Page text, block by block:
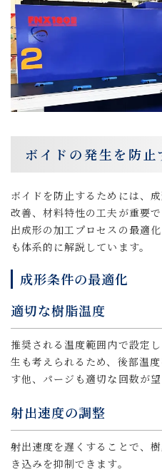
ボイドの発生を防止
ボイドを防止するためには、
改善、材料特性の工夫が重要
出成形の加工プロセスの最適化
も体系的に解説しています。
成形条件の最適化
適切な樹脂温度
推奨される温度範囲内で設定
生も考えられるため、後部温
す他、パージも適切な回数が望
射出速度の調整
射出速度を遅くすることで、
き込みを抑制できます。